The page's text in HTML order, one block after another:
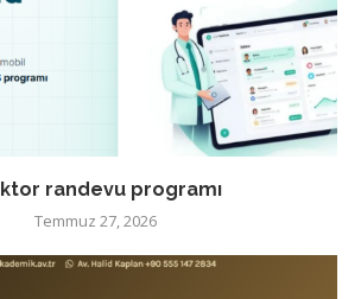
randevu programı
Temmuz 27, 2026